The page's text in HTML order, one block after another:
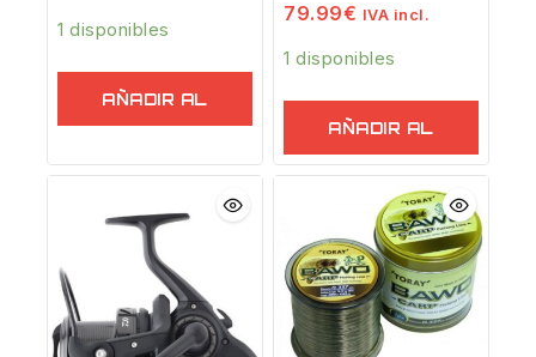
1 disponibles
AÑADIR AL
CARRITO
79.99€ IVA incl.
1 disponibles
AÑADIR AL
CARRITO